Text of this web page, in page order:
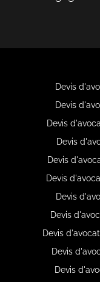
Devis
Devis
Devis
Devis
Devis
Devis
Devis
Devis
Devis
Devis
Devis